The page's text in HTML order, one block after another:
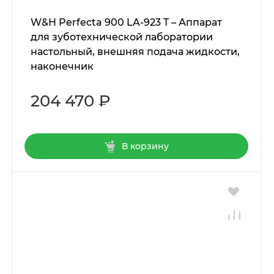
W&H Perfecta 900 LA-923 T – Аппарат
для зуботехнической лаборатории
настольный, внешняя подача жидкости,
наконечник
204 470 ₽
В корзину